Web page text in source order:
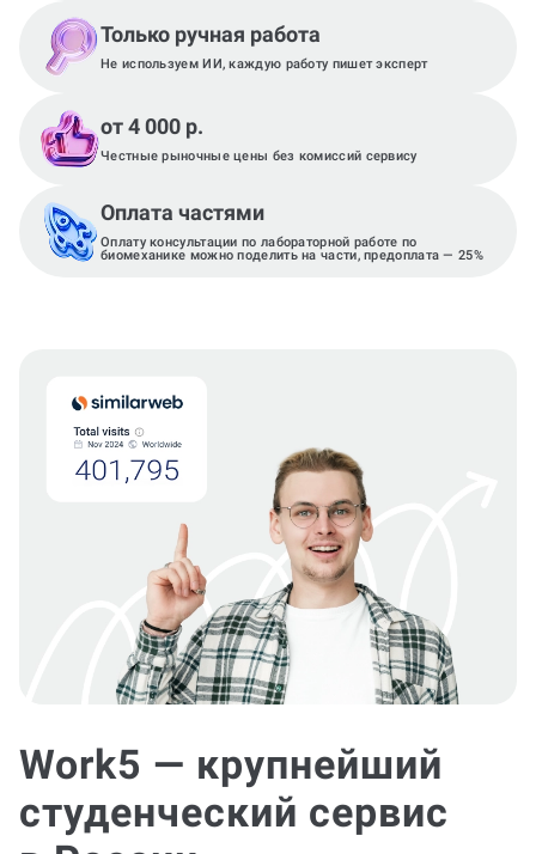
Только ручная работа
Не используем ИИ, каждую работу пишет эксперт
от 4 000 р.
Честные рыночные цены без комиссий сервису
Оплата частями
Оплату консультации по лабораторной работе по
биомеханике можно поделить на части, предоплата — 25%
Work5 — крупнейший
студенческий сервис